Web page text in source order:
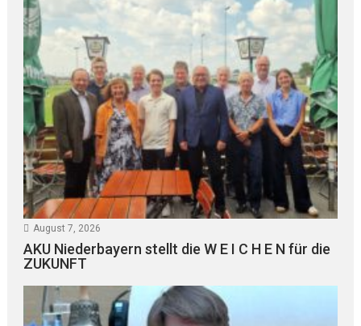
August 7, 2026
AKU Niederbayern stellt die W E I C H E N für die
ZUKUNFT